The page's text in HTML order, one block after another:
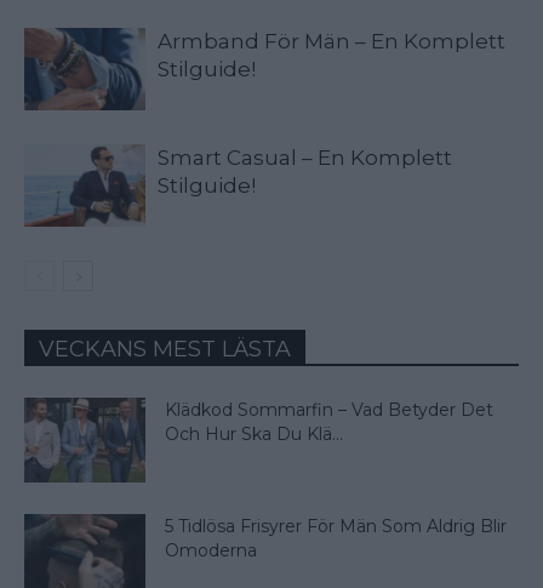
Armband För Män – En Komplett
Stilguide!
Smart Casual – En Komplett
Stilguide!
VECKANS MEST LÄSTA
Klädkod Sommarfin – Vad Betyder Det
Och Hur Ska Du Klä...
5 Tidlösa Frisyrer För Män Som Aldrig Blir
Omoderna